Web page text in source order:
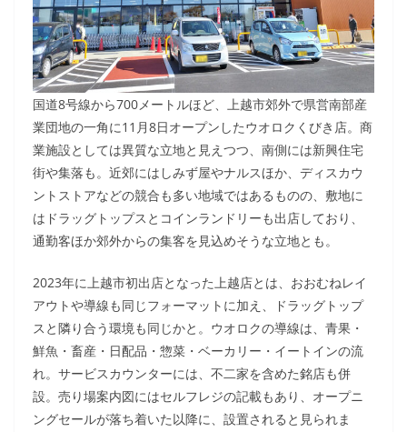
国道8号線から700メートルほど、上越市郊外で県営南部産
業団地の一角に11月8日オープンしたウオロクくびき店。商
業施設としては異質な立地と見えつつ、南側には新興住宅
街や集落も。近郊にはしみず屋やナルスほか、ディスカウ
ントストアなどの競合も多い地域ではあるものの、敷地に
はドラッグトップスとコインランドリーも出店しており、
通勤客ほか郊外からの集客を見込めそうな立地とも。
2023年に上越市初出店となった上越店とは、おおむねレイ
アウトや導線も同じフォーマットに加え、ドラッグトップ
スと隣り合う環境も同じかと。ウオロクの導線は、青果・
鮮魚・畜産・日配品・惣菜・ベーカリー・イートインの流
れ。サービスカウンターには、不二家を含めた銘店も併
設。売り場案内図にはセルフレジの記載もあり、オープニ
ングセールが落ち着いた以降に、設置されると見られま